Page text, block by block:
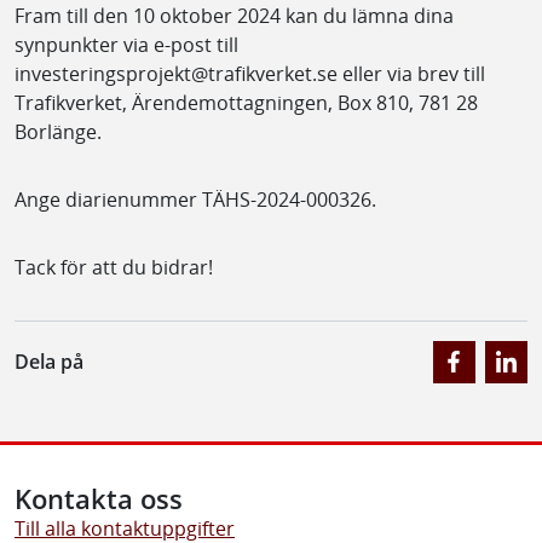
Fram till den 10 oktober 2024 kan du lämna dina
synpunkter via e-post till
investeringsprojekt@trafikverket.se eller via brev till
Trafikverket, Ärendemottagningen, Box 810, 781 28
Borlänge.
Ange diarienummer TÄHS-2024-000326.
Tack för att du bidrar!
Dela på
Kontakta oss
Till alla kontaktuppgifter